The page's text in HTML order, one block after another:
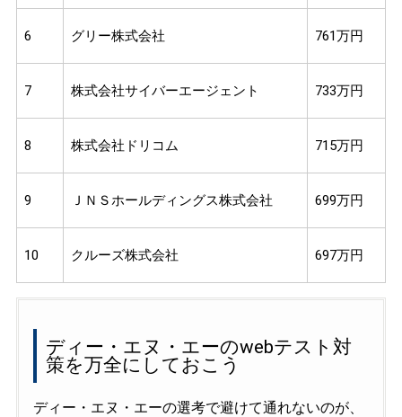
6 グリー株式会社 761万円
7 株式会社サイバーエージェント 733万円
8 株式会社ドリコム 715万円
9 ＪＮＳホールディングス株式会社 699万円
10 クルーズ株式会社 697万円
ディー・エヌ・エーのwebテスト対
策を万全にしておこう
ディー・エヌ・エーの選考で避けて通れないのが、